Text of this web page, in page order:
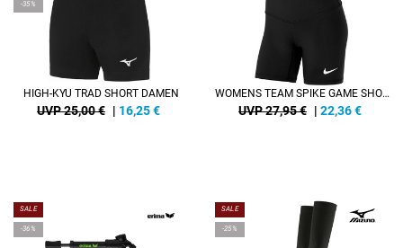
-35%
HIGH-KYU TRAD SHORT DAMEN
UVP 25,00 € | 16,25€
WOMENS TEAM SPIKE GAME SHORT
UVP 27,95 € | 22,36€
SALE
-36%
SALE
-25%